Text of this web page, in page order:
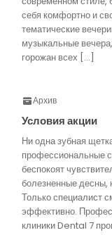
себя комфортно и
тематические
музыкальные
горожан всех […]
Архив
Условия акции
Ни одна зубная
профессиональные
беспокоят
болезненные десны,
Только специалист
эффективно.
клиники Dental 7